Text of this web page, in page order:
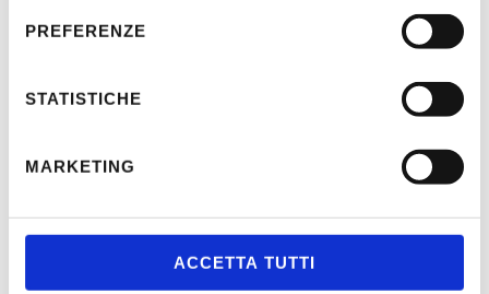
PREFERENZE
STATISTICHE
MARKETING
ACCETTA TUTTI
OMAP si è dotata di macchinari ad alta tecnologia in
qualità e tracciabilità dei prodotti e dei processi,
consentendo di essere d’aiuto anche in tutti quei settori